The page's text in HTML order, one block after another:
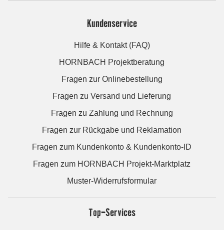
Kundenservice
Hilfe & Kontakt (FAQ)
HORNBACH Projektberatung
Fragen zur Onlinebestellung
Fragen zu Versand und Lieferung
Fragen zu Zahlung und Rechnung
Fragen zur Rückgabe und Reklamation
Fragen zum Kundenkonto & Kundenkonto-ID
Fragen zum HORNBACH Projekt-Marktplatz
Muster-Widerrufsformular
Top-Services